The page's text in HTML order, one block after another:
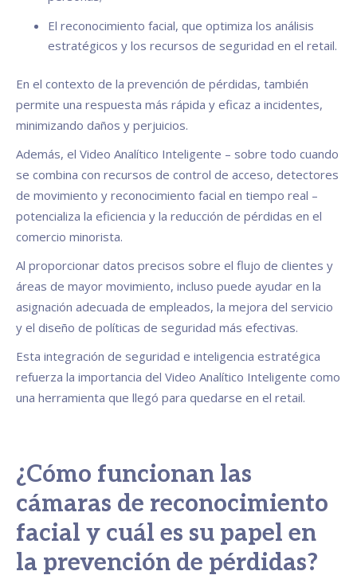
El reconocimiento facial, que optimiza los análisis
estratégicos y los recursos de seguridad en el retail.
En el contexto de la prevención de pérdidas, también
permite una respuesta más rápida y eficaz a incidentes,
minimizando daños y perjuicios.
Además, el Video Analítico Inteligente – sobre todo cuando
se combina con recursos de control de acceso, detectores
de movimiento y reconocimiento facial en tiempo real –
potencializa la eficiencia y la reducción de pérdidas en el
comercio minorista.
Al proporcionar datos precisos sobre el flujo de clientes y
áreas de mayor movimiento, incluso puede ayudar en la
asignación adecuada de empleados, la mejora del servicio
y el diseño de políticas de seguridad más efectivas.
Esta integración de seguridad e inteligencia estratégica
refuerza la importancia del Video Analítico Inteligente como
una herramienta que llegó para quedarse en el retail.
¿Cómo funcionan las
cámaras de reconocimiento
facial y cuál es su papel en
la prevención de pérdidas?